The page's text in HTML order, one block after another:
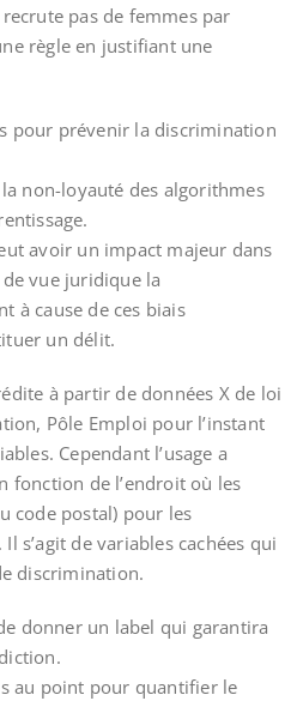
pas de femmes par
règle en justifiant une
pour prévenir la discrimination
non-loyauté des algorithmes
avoir un impact majeur dans
vue juridique la
à cause de ces biais
un délit.
à partir de données X de loi
Pôle Emploi pour l’instant
Cependant l’usage a
fonction de l’endroit où les
code postal) pour les
s’agit de variables cachées qui
discrimination.
donner un label qui garantira
au point pour quantifier le